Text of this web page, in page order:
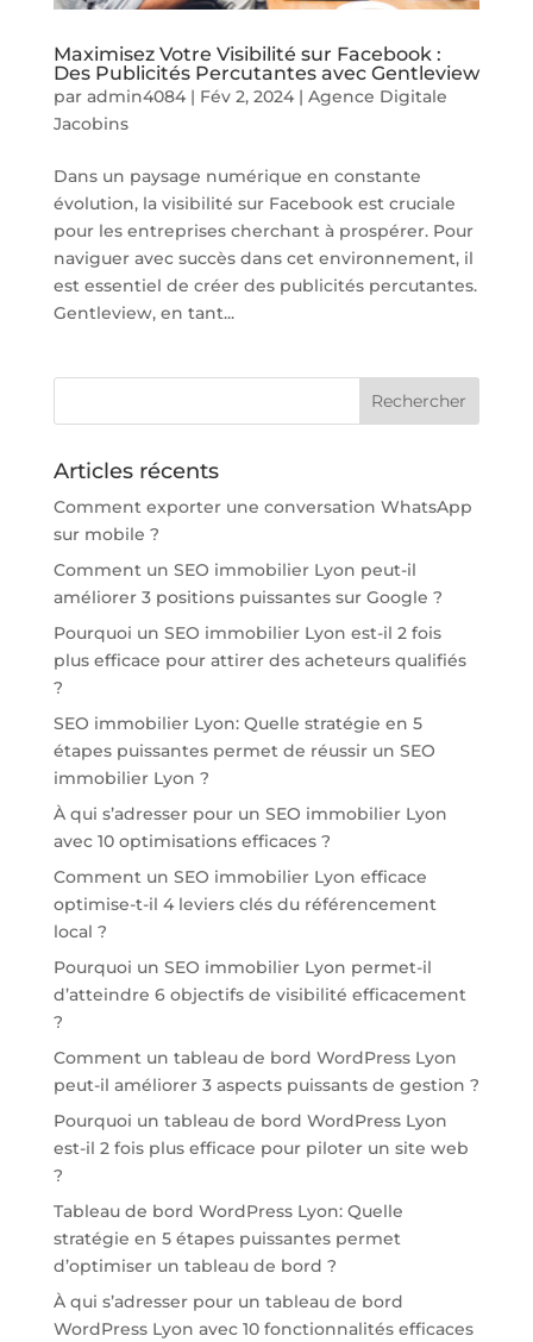
Maximisez Votre Visibilité sur Facebook :
Des Publicités Percutantes avec Gentleview
par admin4084| Fév 2, 2024| Agence Digitale
Jacobins
Dans un paysage numérique en constante
évolution, la visibilité sur Facebook est cruciale
pour les entreprises cherchant à prospérer. Pour
naviguer avec succès dans cet environnement, il
est essentiel de créer des publicités percutantes.
Gentleview, en tant...
Articles récents
Comment exporter une conversation WhatsApp
sur mobile ?
Comment un SEO immobilier Lyon peut-il
améliorer 3 positions puissantes sur Google ?
Pourquoi un SEO immobilier Lyon est-il 2 fois
plus efficace pour attirer des acheteurs qualifiés
?
SEO immobilier Lyon: Quelle stratégie en 5
étapes puissantes permet de réussir un SEO
immobilier Lyon ?
À qui s’adresser pour un SEO immobilier Lyon
avec 10 optimisations efficaces ?
Comment un SEO immobilier Lyon efficace
optimise-t-il 4 leviers clés du référencement
local ?
Pourquoi un SEO immobilier Lyon permet-il
d’atteindre 6 objectifs de visibilité efficacement
?
Comment un tableau de bord WordPress Lyon
peut-il améliorer 3 aspects puissants de gestion ?
Pourquoi un tableau de bord WordPress Lyon
est-il 2 fois plus efficace pour piloter un site web
?
Tableau de bord WordPress Lyon: Quelle
stratégie en 5 étapes puissantes permet
d’optimiser un tableau de bord ?
À qui s’adresser pour un tableau de bord
WordPress Lyon avec 10 fonctionnalités efficaces